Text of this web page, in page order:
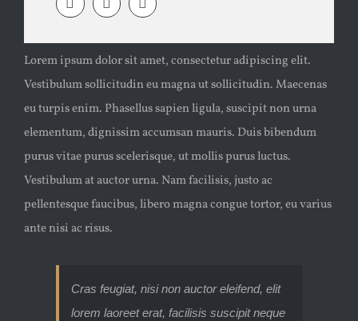
Lorem ipsum dolor sit amet, consectetur adipiscing elit.
Vestibulum sollicitudin eu magna ut sollicitudin. Maecenas
eu turpis enim. Phasellus sapien ligula, suscipit non urna
elementum, dignissim accumsan mauris. Duis bibendum
purus vitae purus scelerisque, ut mollis purus luctus.
Vestibulum at auctor urna. Nam facilisis, justo ac
pellentesque faucibus, libero magna congue tortor, eu varius
ante nisi ac risus.
Cras feugiat, nisi non auctor eleifend, elit
lorem laoreet erat, facilisis suscipit neque